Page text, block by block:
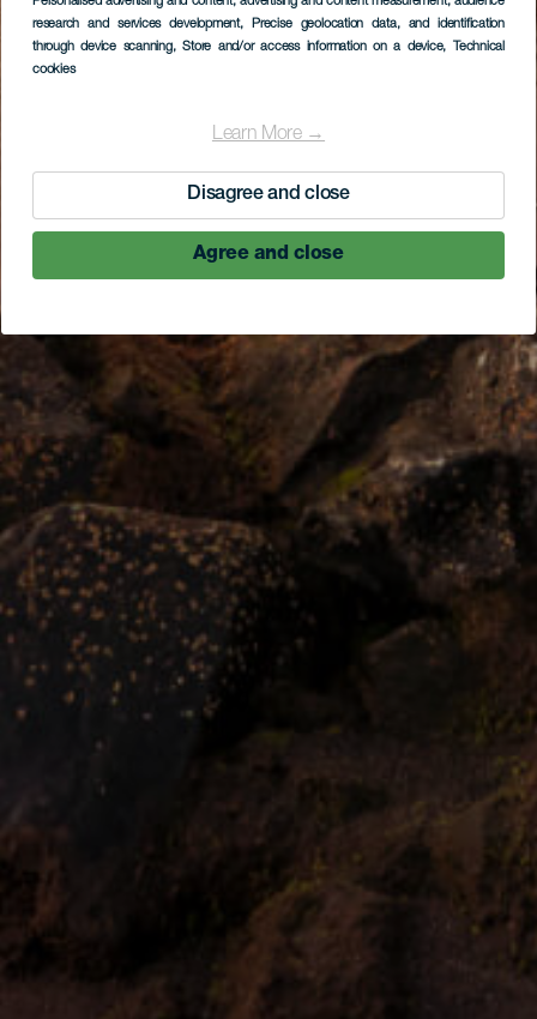
research and services development, Precise geolocation data, and identification
through device scanning, Store and/or access information on a device, Technical
cookies
Learn More →
Disagree and close
Agree and close